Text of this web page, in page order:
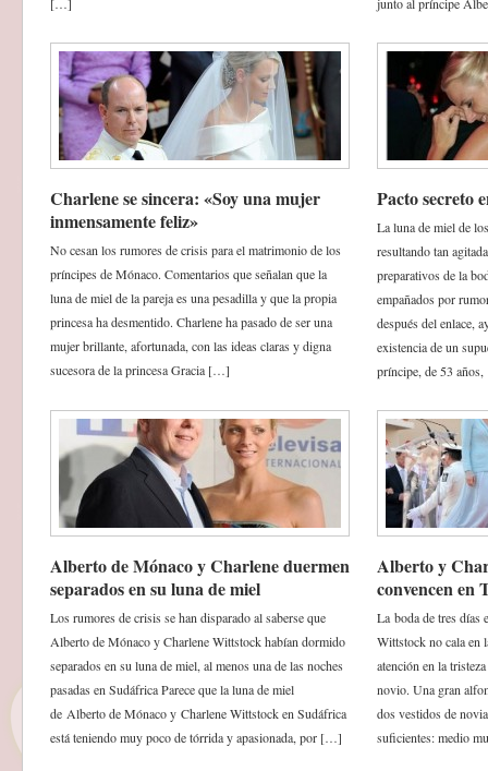
Charlene se sincera: «Soy una mujer
inmensamente feliz»
No cesan los rumores de crisis para el matrimonio de los
príncipes de Mónaco. Comentarios que señalan que la
luna de miel de la pareja es una pesadilla y que la propia
princesa ha desmentido. Charlene ha pasado de ser una
mujer brillante, afortunada, con las ideas claras y digna
sucesora de la princesa Gracia […]
Pacto secreto
La luna de miel de
resultando tan
preparativos de la
empañados por
después del enlace,
existencia de un
príncipe, de 53
Alberto de Mónaco y Charlene duermen
separados en su luna de miel
Los rumores de crisis se han disparado al saberse que
Alberto de Mónaco y Charlene Wittstock habían dormido
separados en su luna de miel, al menos una de las noches
pasadas en Sudáfrica Parece que la luna de miel
de Alberto de Mónaco y Charlene Wittstock en Sudáfrica
está teniendo muy poco de tórrida y apasionada, por […]
Alberto y
convencen en
La boda de tres días
Wittstock no cala en
atención en la
novio. Una gran
dos vestidos de
suficientes: medio